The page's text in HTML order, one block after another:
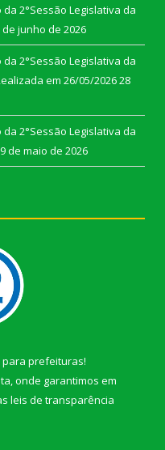
2°Sessão Legislativa da
de junho de 2026
2°Sessão Legislativa da
em 26/05/202628
2°Sessão Legislativa da
de maio de 2026
para prefeituras!
onde garantimos em
leis de transparência